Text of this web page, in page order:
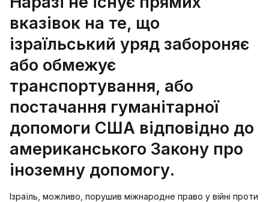
вказівок на те, що
ізраїльський уряд забороняє
або обмежує
транспортування, або
постачання гуманітарної
допомоги США відповідно до
американського Закону про
іноземну допомогу.
Ізраїль, можливо, порушив міжнародне право у війні проти